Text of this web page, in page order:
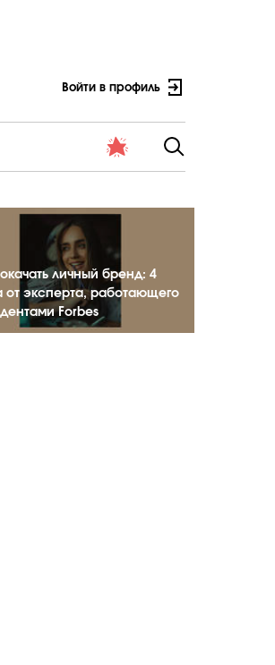
Войти в профиль
личный бренд: 4
от эксперта, работающего
Forbes